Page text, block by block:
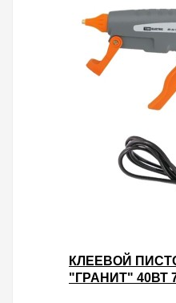
КЛЕЕВОЙ
"ГРАНИТ" 40ВТ